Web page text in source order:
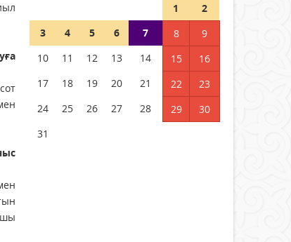
1
2
3
4 5 6 7 8
9
10
11 12 13 14 15
16
17
18 19 20 21 22
23
24
25 26 27 28 29
30
31